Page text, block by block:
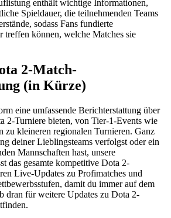
enthält wichtige Informationen,
Spieldauer, die teilnehmenden Teams
sodass Fans fundierte
treffen können, welche Matches sie
2-Match-
(in Kürze)
eine umfassende Berichterstattung über
2-Turniere bieten, von Tier-1-Events wie
zu kleineren regionalen Turnieren. Ganz
deiner Lieblingsteams verfolgst oder ein
Mannschaften hast, unsere
das gesamte kompetitive Dota 2-
Live-Updates zu Profimatches und
damit du immer auf dem
dran für weitere Updates zu Dota 2-